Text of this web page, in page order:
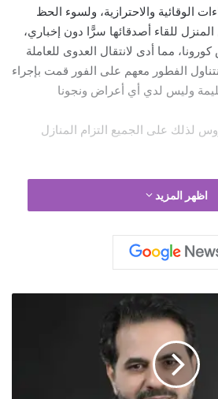
الوقائية والاحترازية، ولسوء الحظ
للقاء أصدقائها سرًّا دون إخباري،
مما أدى لانتقال العدوى للعاملة
نتناول الفطور معهم على الفور قمت بإجراء
وليس لدي أي أعراض ونجونا
لذلك على الجميع التزام المنازل
https://www.facebook.com/اظهر المزيد